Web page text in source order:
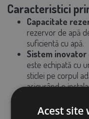
Caracteristici
Capacitate
rezervor de apă
suficientă cu apă.
Sistem inovator
este echipată cu
sticlei pe corpul
asigurând o
rezistent
Acest site